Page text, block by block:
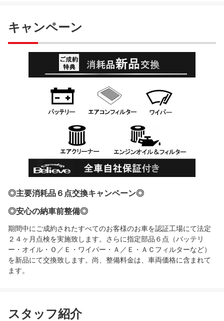
キャンペーン
◎主要消耗品６点交換キャンペーン◎
◎安心の納車前整備◎
期間中にご成約されたすべてのお客様のお車を認証工場にて法定
２４ヶ月点検を実施致します。さらに指定部品６点（バッテリ
ー・オイル・Ｏ／Ｅ・ワイパー・Ａ／Ｅ・ＡＣフィルターなど）
を新品にて交換致します。尚、整備料金は、車両価格に含まれて
ます。
スタッフ紹介